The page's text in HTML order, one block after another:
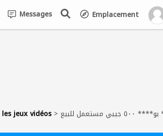
Emplacement
Messages
les jeux vidéos >